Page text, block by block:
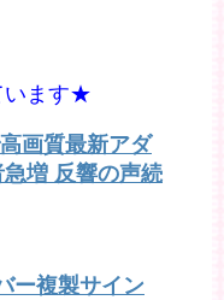
います★
画質最新アダ
増 反響の声続
ー複製サイン